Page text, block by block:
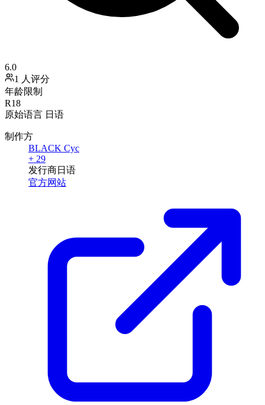
6.0
1 人评分
年龄限制
R18
原始语言 日语
制作方
BLACK Cyc
+ 29
发行商日语
官方网站